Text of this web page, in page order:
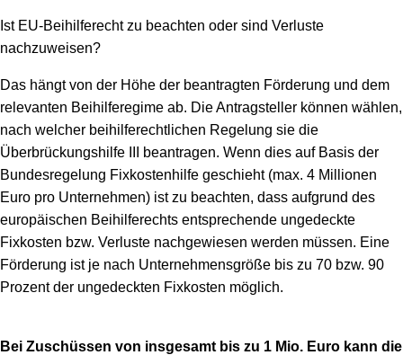
Ist EU-Beihilferecht zu beachten oder sind Verluste
nachzuweisen?
Das hängt von der Höhe der beantragten Förderung und dem
relevanten Beihilferegime ab. Die Antragsteller können wählen,
nach welcher beihilferechtlichen Regelung sie die
Überbrückungshilfe III beantragen. Wenn dies auf Basis der
Bundesregelung Fixkostenhilfe geschieht (max. 4 Millionen
Euro pro Unternehmen) ist zu beachten, dass aufgrund des
europäischen Beihilferechts entsprechende ungedeckte
Fixkosten bzw. Verluste nachgewiesen werden müssen. Eine
Förderung ist je nach Unternehmensgröße bis zu 70 bzw. 90
Prozent der ungedeckten Fixkosten möglich.
Bei Zuschüssen von insgesamt bis zu 1 Mio. Euro kann die